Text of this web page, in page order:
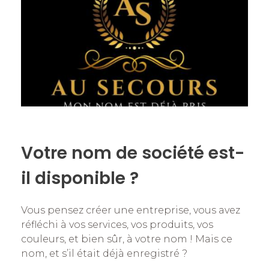
Votre nom de société est-
il disponible ?
Vous pensez créer une entreprise, vous avez
réfléchi à vos services, vos produits, vos
couleurs, et bien sûr, à votre nom ! Mais ce
nom, et s’il était déjà enregistré ?